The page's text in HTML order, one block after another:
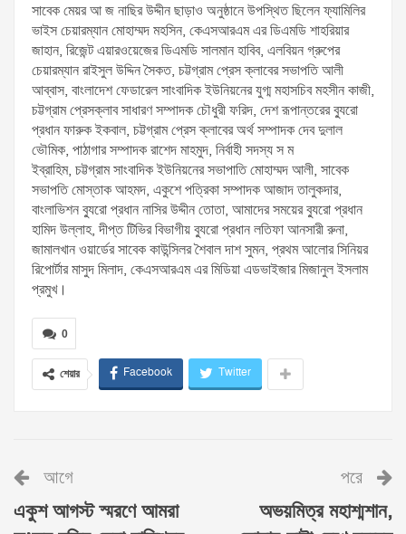
সাবেক মেয়র আ জ নাছির উদ্দীন ছাড়াও অনুষ্ঠানে উপস্থিত ছিলেন ফ্যামিলির
ভাইস চেয়ারম্যান মোহাম্মদ মহসিন, কেএসআরএম এর ডিএমডি শাহরিয়ার
জাহান, রিজেন্ট এয়ারওয়েজের ডিএমডি সালমান হাবিব, এলবিয়ন গ্রুপের
চেয়ারম্যান রাইসুল উদ্দিন সৈকত, চট্টগ্রাম প্রেস ক্লাবের সভাপতি আলী
আব্বাস, বাংলাদেশ ফেডারেল সাংবাদিক ইউনিয়নের যুগ্ম মহাসচিব মহসীন কাজী,
চট্টগ্রাম প্রেসক্লাব সাধারণ সম্পাদক চৌধুরী ফরিদ, দেশ রূপান্তরের ব্যুরো
প্রধান ফারুক ইকবাল, চট্টগ্রাম প্রেস ক্লাবের অর্থ সম্পাদক দেব দুলাল
ভৌমিক, পাঠাগার সম্পাদক রাশেদ মাহমুদ, নির্বাহী সদস্য স ম
ইব্রাহিম, চট্টগ্রাম সাংবাদিক ইউনিয়নের সভাপাতি মোহাম্মদ আলী, সাবেক
সভাপতি মোস্তাক আহমদ, একুশে পত্রিকা সম্পাদক আজাদ তালুকদার,
বাংলাভিশন ব্যুরো প্রধান নাসির উদ্দীন তোতা, আমাদের সময়ের ব্যুরো প্রধান
হামিদ উল্লাহ, দীপ্ত টিভির বিভাগীয় ব্যুরো প্রধান লতিফা আনসারী রুনা,
জামালখান ওয়ার্ডের সাবেক কাউন্সিলর শৈবাল দাশ সুমন, প্রথম আলোর সিনিয়র
রিপোর্টার মাসুদ মিলাদ, কেএসআরএম এর মিডিয়া এডভাইজার মিজানুল ইসলাম
প্রমুখ।
0
শেয়ার Facebook Twitter
আগে
একুশ আগস্ট স্মরণে আমরা
পরে
অভয়মিত্র মহাশ্মশান,